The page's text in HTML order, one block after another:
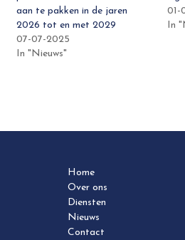
aan te pakken in de jaren
2026 tot en met 2029
07-07-2025
In "Nieuws"
01-
In
Home
Over ons
Diensten
Nieuws
Contact